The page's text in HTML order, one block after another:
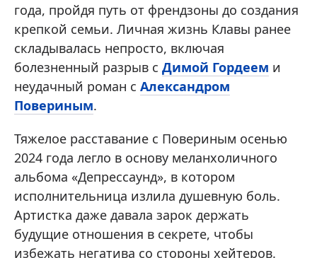
года, пройдя путь от френдзоны до создания
крепкой семьи. Личная жизнь Клавы ранее
складывалась непросто, включая
болезненный разрыв с Димой Гордеем и
неудачный роман с Александром
Повериным.
Тяжелое расставание с Повериным осенью
2024 года легло в основу меланхоличного
альбома «Депрессаунд», в котором
исполнительница излила душевную боль.
Артистка даже давала зарок держать
будущие отношения в секрете, чтобы
избежать негатива со стороны хейтеров.